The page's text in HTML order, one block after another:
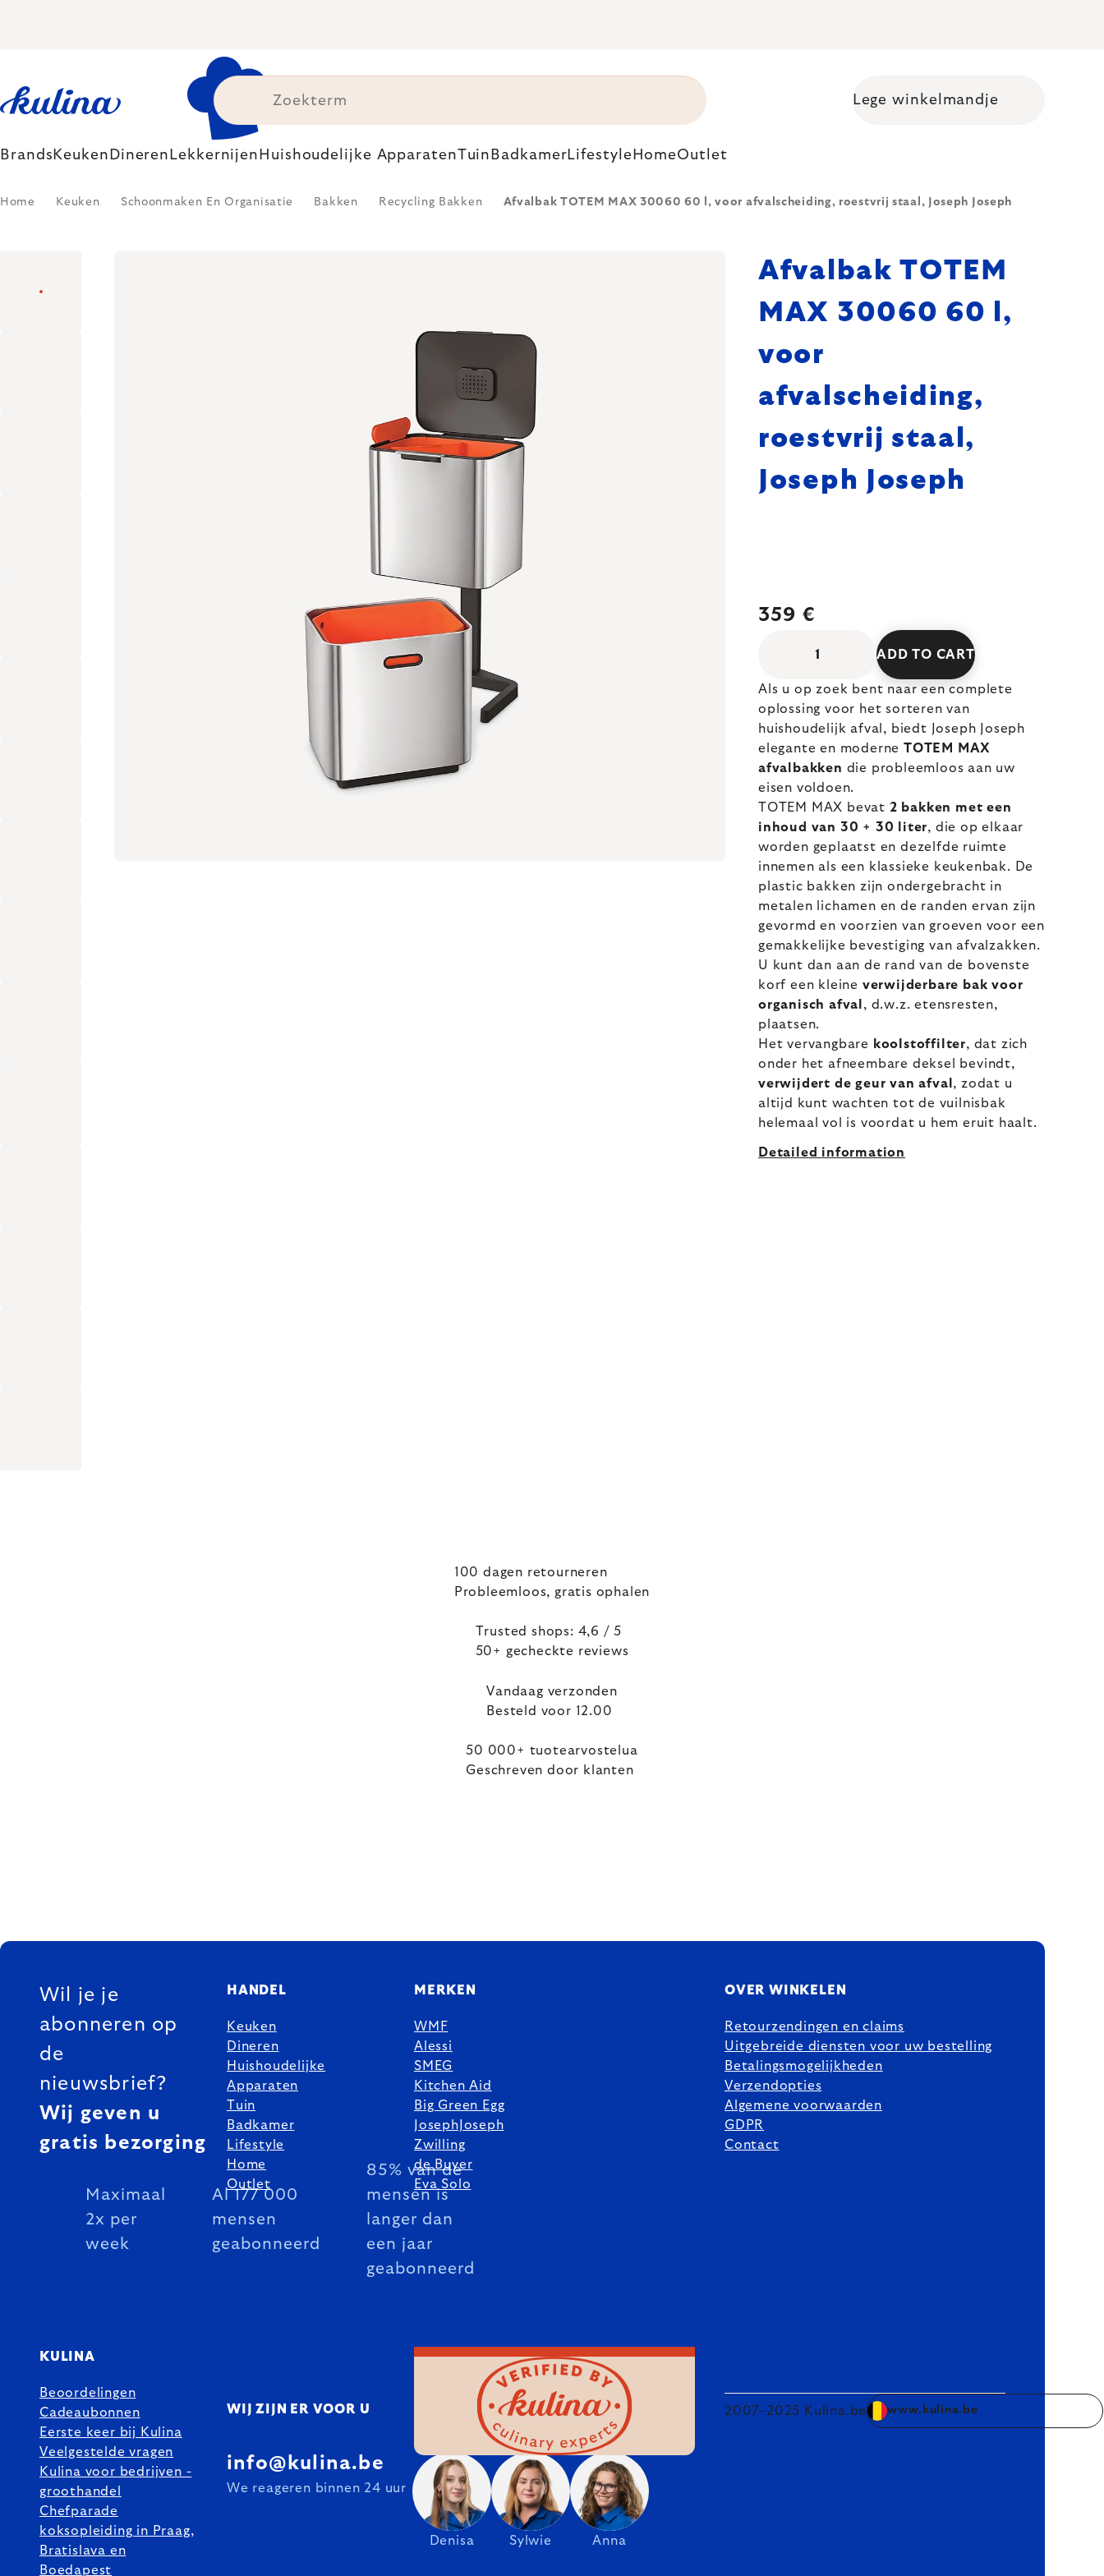
Shopping cart
Lege winkelmandje
Brands Keuken Dineren Lekkernijen Huishoudelijke ApparatenTuin BadkamerLifestyle HomeOutlet
Home Keuken Schoonmaken En Organisatie Bakken Recycling Bakken Afvalbak TOTEM MAX 30060 60 l, voor afvalscheiding, roestvrij staal, Joseph Joseph
Afvalbak TOTEM
MAX 30060 60 l,
voor
afvalscheiding,
roestvrij staal,
Joseph Joseph
359 €
ADD TO CART
Als u op zoek bent naar een complete
oplossing voor het sorteren van
huishoudelijk afval, biedt Joseph Joseph
elegante en moderneTOTEM MAX
afvalbakken die probleemloos aan uw
eisen voldoen.
TOTEM MAX bevat 2 bakken met een
inhoud van 30 + 30 liter, die op elkaar
worden geplaatst en dezelfde ruimte
innemen als een klassieke keukenbak. De
plastic bakken zijn ondergebracht in
metalen lichamen en de randen ervan zijn
gevormd en voorzien van groeven voor een
gemakkelijke bevestiging van afvalzakken.
U kunt dan aan de rand van de bovenste
korf een kleine verwijderbare bak voor
organisch afval , d.w.z. etensresten,
plaatsen.
Het vervangbare
koolstoffilter, dat zich
onder het afneembare deksel bevindt,
verwijdert de geur van afval , zodat u
altijd kunt wachten tot de vuilnisbak
helemaal vol is voordat u hem eruit haalt.
Detailed information
100 dagen retourneren
Probleemloos, gratis ophalen
Trusted shops: 4,6 / 5
50+ gecheckte reviews
Vandaag verzonden
Besteld voor 12.00
50 000+ tuotearvostelua
Geschreven door klanten
FOOTER
Wil je je
abonneren op
de
nieuwsbrief?
Wij geven u
gratis bezorging
Maximaal
2x per
week
Al 177 000
mensen
geabonneerd
85% van de
mensen is
langer dan
een jaar
geabonneerd
HANDEL
Keuken
Dineren
Huishoudelijke
Apparaten
Tuin
Badkamer
Lifestyle
Home
Outlet
MERKEN
WMF
Alessi
SMEG
Kitchen Aid
Big Green Egg
JosephJoseph
Zwilling
de Buyer
Eva Solo
OVER WINKELEN
Retourzendingen en claims
Uitgebreide diensten voor uw bestelling
Betalingsmogelijkheden
Verzendopties
Algemene voorwaarden
GDPR
Contact
KULINA
Beoordelingen
Cadeaubonnen
Eerste keer bij Kulina
Veelgestelde vragen
Kulina voor bedrijven -
groothandel
Chefparade
koksopleiding in Praag,
Bratislava en
Boedapest
WIJ ZIJN ER VOOR U
Denisa Sylwie Anna
info@kulina.be
We reageren binnen 24 uur
2007–2025 Kulina.be www.kulina.be